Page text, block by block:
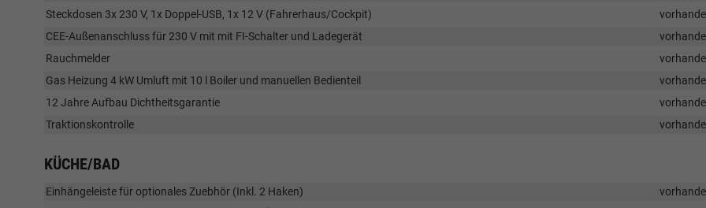
Steckdosen 3x 230 V, 1x Doppel-USB, 1x 12 V (Fahrerhaus/Cockpit)
CEE-Außenanschluss für 230 V mit mit FI-Schalter und Ladegerät
Rauchmelder
Gas Heizung 4 kW Umluft mit 10 l Boiler und manuellen Bedienteil
12 Jahre Aufbau Dichtheitsgarantie
Traktionskontrolle
KÜCHE/BAD
Einhängeleiste für optionales Zuebhör (Inkl. 2 Haken)